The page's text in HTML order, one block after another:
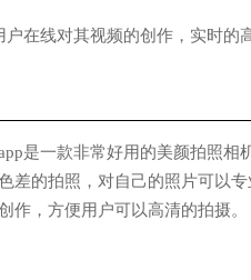
线对其视频的创作，实时的高
一款非常好用的美颜拍照相
差的拍照，对自己的照片可以
作，方便用户可以高清的拍摄。